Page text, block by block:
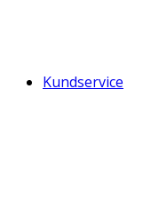
Kundservice